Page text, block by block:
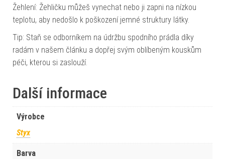
Žehlení: Žehličku můžeš vynechat nebo ji zapni na nízkou
teplotu, aby nedošlo k poškození jemné struktury látky.
Tip: Staň se odborníkem na údržbu spodního prádla díky
radám v našem článku a dopřej svým oblíbeným kouskům
péči, kterou si zaslouží.
Další informace
Výrobce
Styx
Barva